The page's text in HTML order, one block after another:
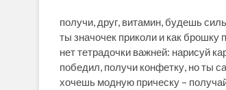
получи, друг, витамин, будешь
ты значочек приколи и как брошку
нет тетрадочки важней: нарисуй
победил, получи конфетку, но ты
хочешь модную прическу –